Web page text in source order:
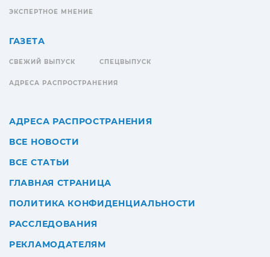
ЭКСПЕРТНОЕ МНЕНИЕ
ГАЗЕТА
СВЕЖИЙ ВЫПУСК СПЕЦВЫПУСК
АДРЕСА РАСПРОСТРАНЕНИЯ
АДРЕСА РАСПРОСТРАНЕНИЯ
ВСЕ НОВОСТИ
ВСЕ СТАТЬИ
ГЛАВНАЯ СТРАНИЦА
ПОЛИТИКА КОНФИДЕНЦИАЛЬНОСТИ
РАССЛЕДОВАНИЯ
РЕКЛАМОДАТЕЛЯМ